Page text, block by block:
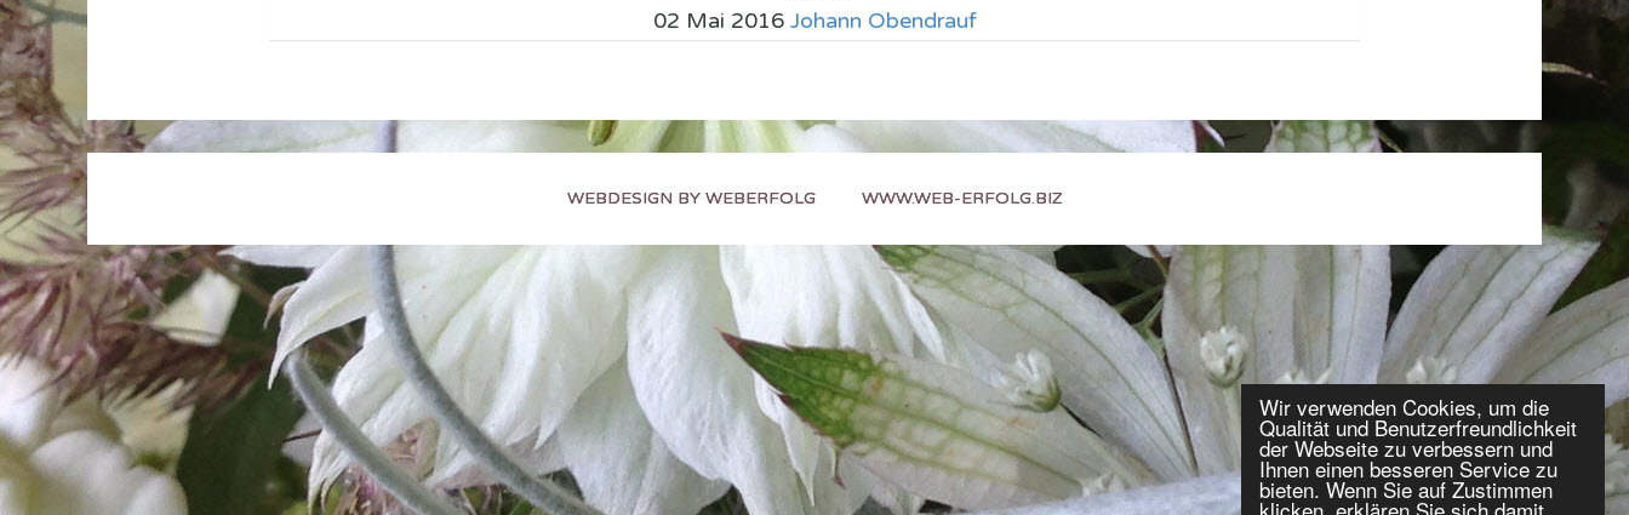
Wir verwenden Cookies, um die
Qualität und Benutzerfreundlichkeit
der Webseite zu verbessern und
Ihnen einen besseren Service zu
bieten. Wenn Sie auf Zustimmen
02 Mai 2016 Johann Obendrauf
WEBDESIGN BY WEBERFOLG WWW.WEB-ERFOLG.BIZ